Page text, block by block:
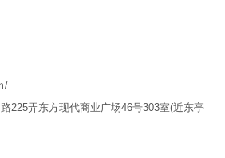
/
225弄东方现代商业广场46号303室(近东亭